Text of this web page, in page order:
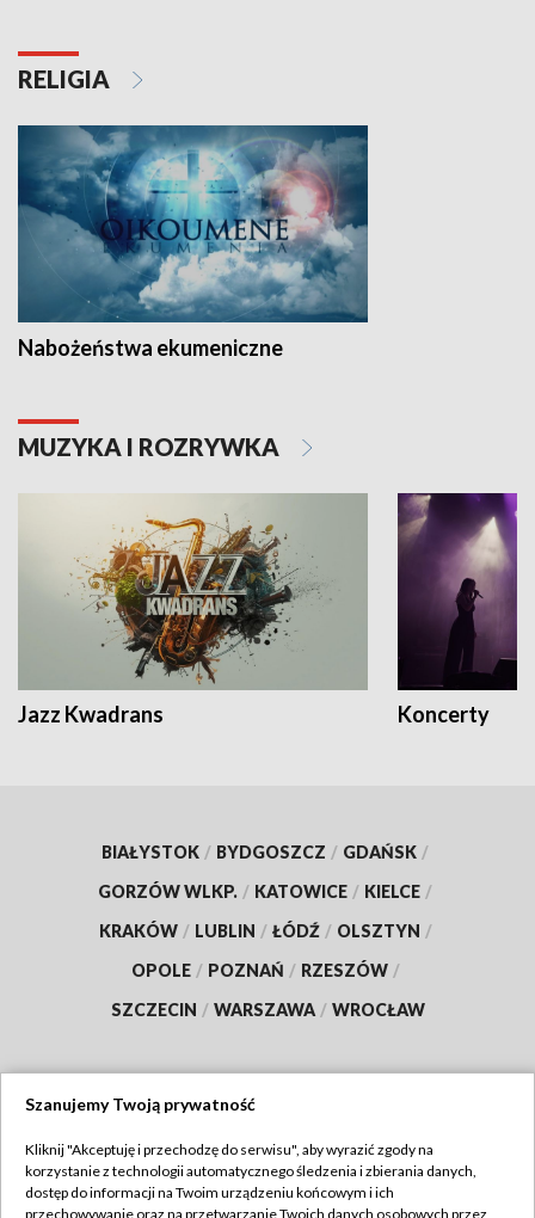
RELIGIA
Nabożeństwa ekumeniczne
MUZYKA I ROZRYWKA
Jazz Kwadrans Koncerty
BIAŁYSTOK / BYDGOSZCZ / GDAŃSK /
GORZÓW WLKP. / KATOWICE / KIELCE /
KRAKÓW / LUBLIN / ŁÓDŹ / OLSZTYN /
OPOLE / POZNAŃ / RZESZÓW /
SZCZECIN / WARSZAWA / WROCŁAW
TVP
Szanujemy Twoją prywatność
Kliknij "Akceptuję i przechodzę do serwisu", aby wyrazić zgody na
korzystanie z technologii automatycznego śledzenia i zbierania danych,
dostęp do informacji na Twoim urządzeniu końcowym i ich
przechowywanie oraz na przetwarzanie Twoich danych osobowych przez